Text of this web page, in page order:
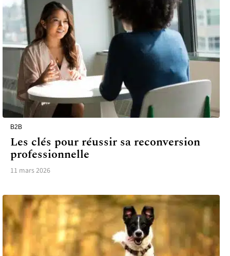
B2B
Les clés pour réussir sa reconversion
professionnelle
11 mars 2026